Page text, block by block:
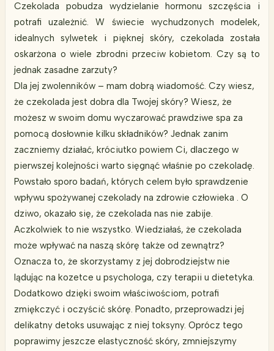
Czekolada pobudza wydzielanie hormonu szczęścia i
potrafi uzależnić. W świecie wychudzonych modelek,
idealnych sylwetek i pięknej skóry, czekolada została
oskarżona o wiele zbrodni przeciw kobietom. Czy są to
jednak zasadne zarzuty?
Dla jej zwolenników – mam dobrą wiadomość. Czy wiesz,
że czekolada jest dobra dla Twojej skóry? Wiesz, że
możesz w swoim domu wyczarować prawdziwe spa za
pomocą dosłownie kilku składników? Jednak zanim
zaczniemy działać, króciutko powiem Ci, dlaczego w
pierwszej kolejności warto sięgnąć właśnie po czekoladę.
Powstało sporo badań, których celem było sprawdzenie
wpływu spożywanej czekolady na zdrowie człowieka . O
dziwo, okazało się, że czekolada nas nie zabije.
Aczkolwiek to nie wszystko. Wiedziałaś, że czekolada
może wpływać na naszą skórę także od zewnątrz?
Oznacza to, że skorzystamy z jej dobrodziejstw nie
lądując na kozetce u psychologa, czy terapii u dietetyka.
Dodatkowo dzięki swoim właściwościom, potrafi
zmiękczyć i oczyścić skórę. Ponadto, przeprowadzi jej
delikatny detoks usuwając z niej toksyny. Oprócz tego
poprawimy jeszcze elastyczność skóry, zmniejszymy